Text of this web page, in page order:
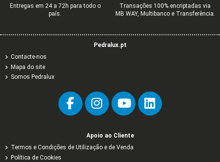
Entregas em 24 a 72h para todo o
país.
Transações 100% encriptadas via
MB WAY, Multibanco e Transferência.
Pedralux.pt
Contacte-nos
Mapa do site
Somos Pedralux
Apoio ao Cliente
Termos e Condições de Utilização e de Venda
Política de Cookies